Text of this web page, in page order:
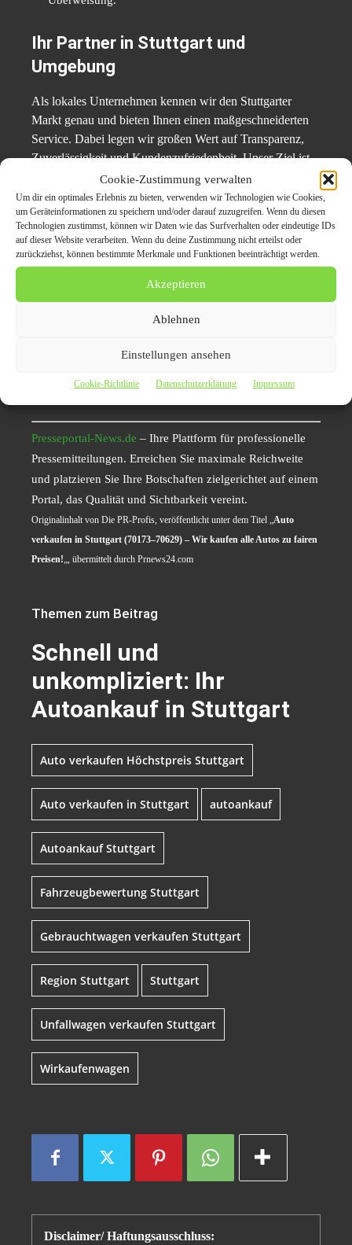
Cookie-Zustimmung verwalten
Um dir ein optimales Erlebnis zu bieten, verwenden wir Technologien wie Cookies,
um Geräteinformationen zu speichern und/oder darauf zuzugreifen. Wenn du diesen
Technologien zustimmst, können wir Daten wie das Surfverhalten oder eindeutige IDs
auf dieser Website verarbeiten. Wenn du deine Zustimmung nicht erteilst oder
zurückziehst, können bestimmte Merkmale und Funktionen beeinträchtigt werden.
Akzeptieren
Ablehnen
Einstellungen ansehen
Cookie-Richtlinie Datenschutzerklärung Impressum
Ihr Partner in Stuttgart und
Umgebung
Als lokales Unternehmen kennen wir den Stuttgarter
Markt genau und bieten Ihnen einen maßgeschneiderten
Service. Dabei legen wir großen Wert auf Transparenz,
Zuverlässigkeit und Kundenzufriedenheit. Unser Ziel ist
Autoverkaufso einfach wie möglich zu
machen, während Sie den bestmöglichen Preis erhalten.
Jetzt unverbindliches Angebot
anfordern!
Aufwand. Kontaktieren Sie uns noch heute und lassen Sie
Online-Anfrage oder persönlicher Kontakt – wir freuen
Höchstpreisen anzukaufen!
Presseportal-News.de – Ihre Plattform für professionelle
Pressemitteilungen. Erreichen Sie maximale Reichweite
und platzieren Sie Ihre Botschaften zielgerichtet auf einem
Portal, das Qualität und Sichtbarkeit vereint.
Originalinhalt von Die PR-Profis, veröffentlicht unter dem Titel „Auto
verkaufen in Stuttgart (70173–70629) – Wir kaufen alle Autos zu fairen
Preisen!„, übermittelt durch Prnews24.com
Themen zum Beitrag
Schnell und
unkompliziert: Ihr
Autoankauf in Stuttgart
Auto verkaufen Höchstpreis Stuttgart
Auto verkaufen in Stuttgart autoankauf
Autoankauf Stuttgart
Fahrzeugbewertung Stuttgart
Gebrauchtwagen verkaufen Stuttgart
Region Stuttgart Stuttgart
Unfallwagen verkaufen Stuttgart
Wirkaufenwagen
Disclaimer/ Haftungsausschluss: